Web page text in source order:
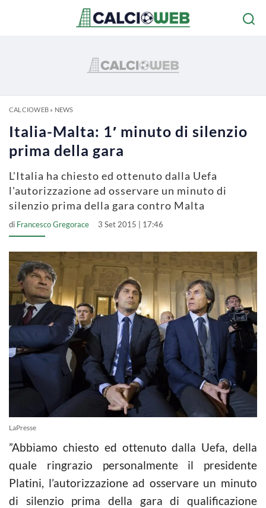
CALCIOWEB» NEWS
Italia-Malta: 1′ minuto di silenzio
prima della gara
L'Italia ha chiesto ed ottenuto dalla Uefa
l'autorizzazione ad osservare un minuto di
silenzio prima della gara contro Malta
di Francesco Gregorace 3 Set 2015 | 17:46
LaPresse
”Abbiamo chiesto ed ottenuto dalla Uefa, della
quale ringrazio personalmente il presidente
Platini, l’autorizzazione ad osservare un minuto
di silenzio prima della gara di qualificazione